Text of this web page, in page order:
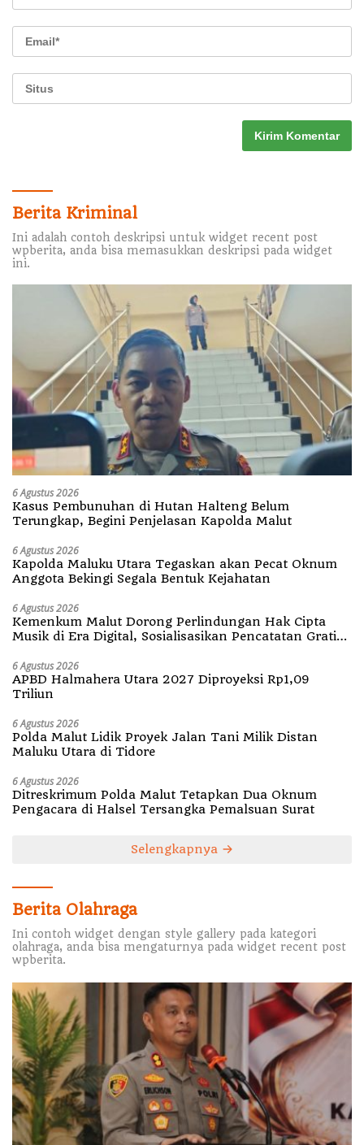
Berita Kriminal
Ini adalah contoh deskripsi untuk widget recent post
wpberita, anda bisa memasukkan deskripsi pada widget
ini.
6 Agustus 2026
Kasus Pembunuhan di Hutan Halteng Belum
Terungkap, Begini Penjelasan Kapolda Malut
6 Agustus 2026
Kapolda Maluku Utara Tegaskan akan Pecat Oknum
Anggota Bekingi Segala Bentuk Kejahatan
6 Agustus 2026
Kemenkum Malut Dorong Perlindungan Hak Cipta
Musik di Era Digital, Sosialisasikan Pencatatan Gratis
6 Agustus 2026
APBD Halmahera Utara 2027 Diproyeksi Rp1,09
Triliun
6 Agustus 2026
Polda Malut Lidik Proyek Jalan Tani Milik Distan
Maluku Utara di Tidore
6 Agustus 2026
Ditreskrimum Polda Malut Tetapkan Dua Oknum
Pengacara di Halsel Tersangka Pemalsuan Surat
Selengkapnya
Berita Olahraga
Ini contoh widget dengan style gallery pada kategori
olahraga, anda bisa mengaturnya pada widget recent post
wpberita.